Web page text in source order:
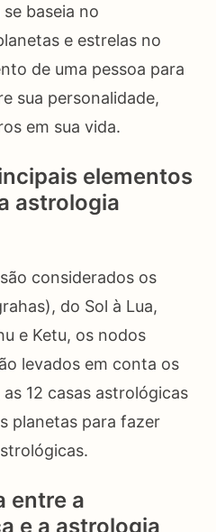
baseia no
e estrelas no
de uma pessoa para
sua personalidade,
em sua vida.
elementos
astrologia
considerados os
do Sol à Lua,
e Ketu, os nodos
levados em conta os
12 casas astrológicas
planetas para fazer
entre a
e a astrologia